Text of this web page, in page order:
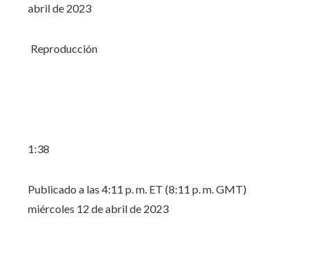
abril de 2023
Reproducción
1:38
Publicado a las 4:11 p. m. ET (8:11 p. m. GMT)
miércoles 12 de abril de 2023